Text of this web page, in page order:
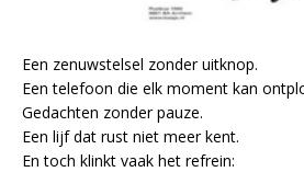
Een zenuwstelsel zonder uitknop.
Een telefoon die elk moment kan
Gedachten zonder pauze.
Een lijf dat rust niet meer kent.
En toch klinkt vaak het refrein: